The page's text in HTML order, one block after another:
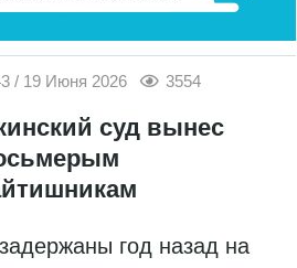
/ 19 Июня 2026 3554
суд вынес
год назад на